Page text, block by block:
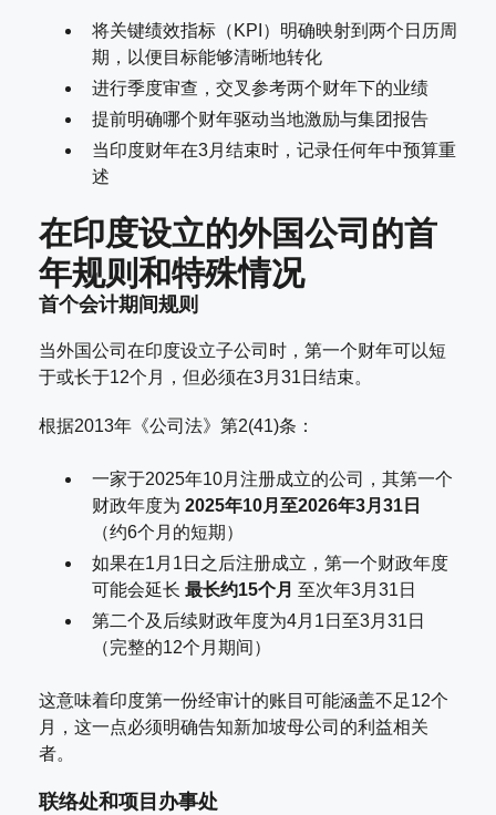
将关键绩效指标（KPI）明确映射到两个日历周
期，以便目标能够清晰地转化
进行季度审查，交叉参考两个财年下的业绩
提前明确哪个财年驱动当地激励与集团报告
当印度财年在3月结束时，记录任何年中预算重
述
在印度设立的外国公司的首
年规则和特殊情况
首个会计期间规则
当外国公司在印度设立子公司时，第一个财年可以短
于或长于12个月，但必须在3月31日结束。
根据2013年《公司法》第2(41)条：
一家于2025年10月注册成立的公司，其第一个
财政年度为 2025年10月至2026年3月31日
（约6个月的短期）
如果在1月1日之后注册成立，第一个财政年度
可能会延长 最长约15个月 至次年3月31日
第二个及后续财政年度为4月1日至3月31日
（完整的12个月期间）
这意味着印度第一份经审计的账目可能涵盖不足12个
月，这一点必须明确告知新加坡母公司的利益相关
者。
联络处和项目办事处